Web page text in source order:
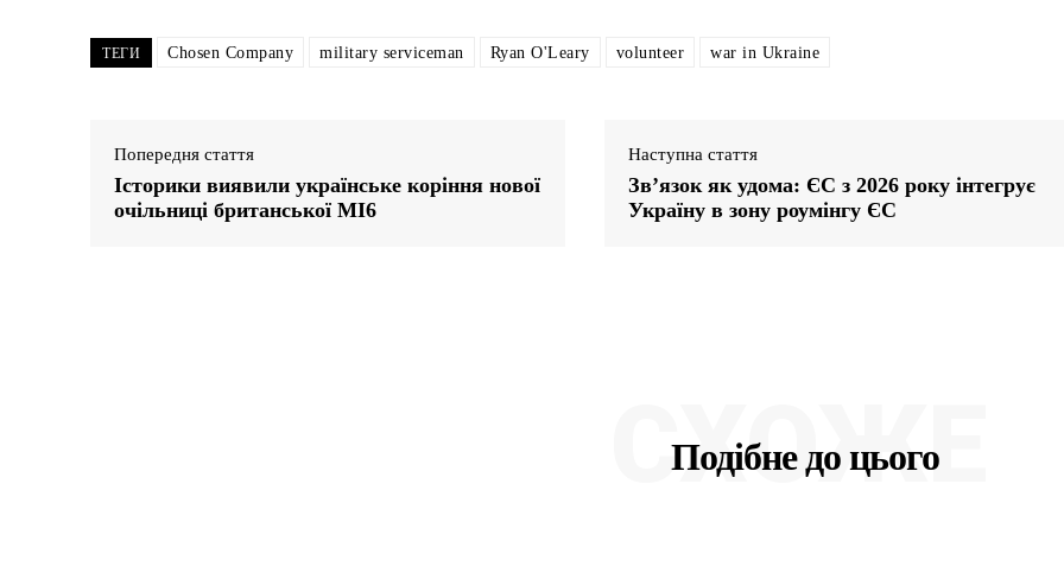
ТЕГИ Chosen Company military serviceman Ryan O'Leary volunteer war in Ukraine
Попередня стаття
Історики виявили українське коріння нової
очільниці британської MI6
Наступна стаття
Зв’язок як удома: ЄС з 2026 року інтегрує
Україну в зону роумінгу ЄС
Подібне до цього
СХОЖЕ